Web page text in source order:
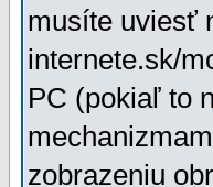
musíte uviesť
internete.sk/
PC (pokiaľ to
zobrazeniu